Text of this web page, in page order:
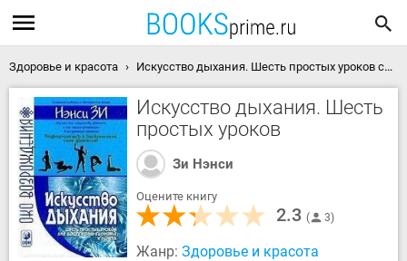
Здоровье и красота Искусство дыхания. Шесть простых уроков скачать книгу
Искусство дыхания. Шесть
простых уроков
Зи Нэнси
Оцените книгу
2.3 3
Жанр: Здоровье и красота